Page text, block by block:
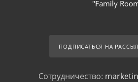
"Family
ПОДПИСАТЬСЯ НА
Сотрудничество: